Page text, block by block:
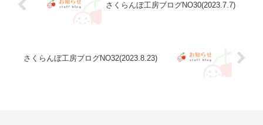
さくらんぼ工房ブログNO30(2023.7.7)
さくらんぼ工房ブログNO32(2023.8.23)